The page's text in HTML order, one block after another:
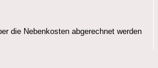
die Nebenkosten abgerechnet werden